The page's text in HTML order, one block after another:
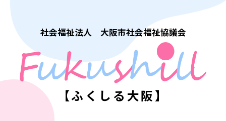
社会福祉法人 大阪市社会福祉協議会
【ふくしる大阪】